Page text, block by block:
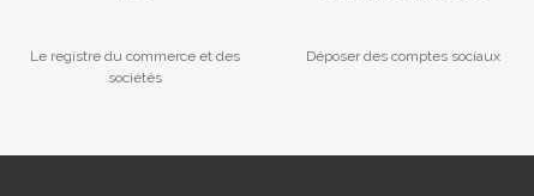
Le registre du commerce et des
sociétés
Déposer des comptes sociaux